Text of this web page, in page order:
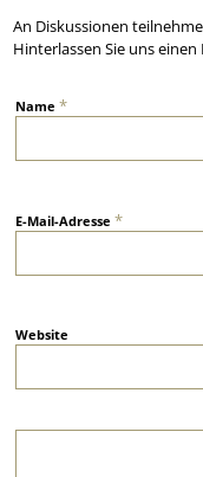
An Diskussionen
Hinterlassen Sie uns
Name*
E-Mail-Adresse*
Website